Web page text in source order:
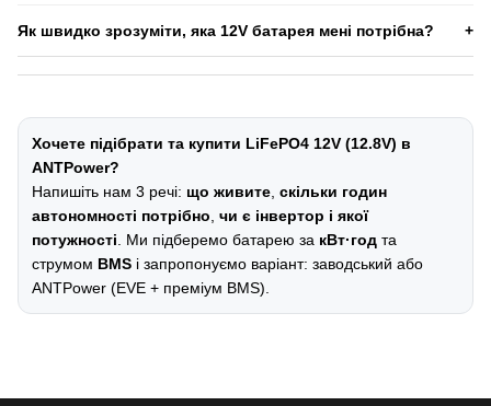
використовується з “розумною” системою/інвертором,
Як швидко зрозуміти, яка 12V батарея мені потрібна?
струмBMS.
Хочете підібрати та купити LiFePO4 12V (12.8V) в
ANTPower?
Напишіть нам 3 речі: що живите, скільки годин
автономності потрібно, чи є інвертор і якої
потужності. Ми підберемо батарею за кВт·год та
струмом BMS і запропонуємо варіант: заводський або
ANTPower (EVE + преміум BMS).